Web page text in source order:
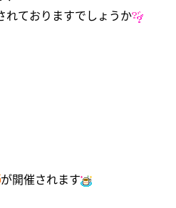
れておりますでしょうか
が開催されます